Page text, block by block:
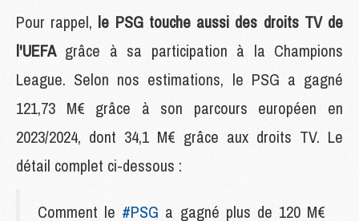
Pour rappel, le PSG touche aussi des droits TV de
l'UEFAgrâce à sa participation à la Champions
League. Selon nos estimations, le PSG a gagné
121,73 M€ grâce à son parcours européen en
2023/2024, dont 34,1 M€ grâce aux droits TV. Le
détail complet ci-dessous :
Comment le #PSG a gagné plus de 120 M€